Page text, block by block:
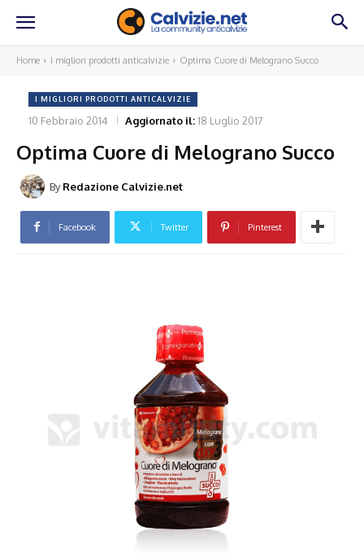
Home I migliori prodotti anticalvizie Optima Cuore di Melograno Succo
I MIGLIORI PRODOTTI ANTICALVIZIE
10 Febbraio 2014 Aggiornato il:18 Luglio 2017
Optima Cuore di Melograno Succo
By Redazione Calvizie.net
Facebook Twitter Pinterest